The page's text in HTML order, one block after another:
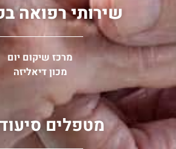
שירותי רפואה
מרכז שיקום יום
מכון דיאליזה
מטפלים